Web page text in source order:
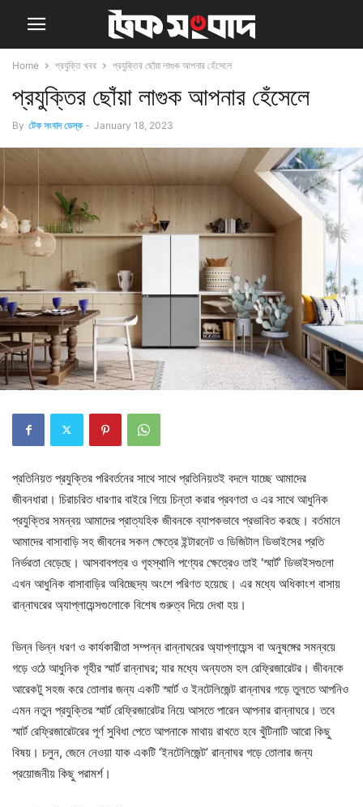
Home প্রযুক্তি খবর প্রযুক্তির ছোঁয়া লাগুক আপনার হেঁসেলে
প্রযুক্তির ছোঁয়া লাগুক আপনার হেঁসেলে
By টেক সংবাদ ডেস্ক - January 18, 2023
প্রতিনিয়ত প্রযুক্তির পরিবর্তনের সাথে সাথে প্রতিনিয়তই বদলে যাচ্ছে আমাদের
জীবনধারা। চিরাচরিত ধারণার বাইরে গিয়ে চিন্তা করার প্রবণতা ও এর সাথে আধুনিক
প্রযুক্তির সমন্বয় আমাদের প্রাত্যহিক জীবনকে ব্যাপকভাবে প্রভাবিত করছে। বর্তমানে
আমাদের বাসাবাড়ি সহ জীবনের সকল ক্ষেত্রে ইন্টারনেট ও ডিজিটাল ডিভাইসের প্রতি
নির্ভরতা বেড়েছে। আসবাবপত্র ও গৃহস্থালি পণ্যের ক্ষেত্রেও তাই ‘স্মার্ট’ ডিভাইসগুলো
এখন আধুনিক বাসাবাড়ির অবিচ্ছেদ্য অংশে পরিণত হয়েছে। এর মধ্যে অধিকাংশ বাসায়
রান্নাঘরের অ্যাপ্লায়েন্সগুলোকে বিশেষ গুরুত্ব দিয়ে দেখা হয়।
ভিন্ন ভিন্ন ধরণ ও কার্যকারীতা সম্পন্ন রান্নাঘরের অ্যাপ্লায়েন্স বা অনুষঙ্গের সমন্বয়ে
গড়ে ওঠে আধুনিক গৃহীর স্মার্ট রান্নাঘর; যার মধ্যে অন্যতম হল রেফ্রিজারেটর। জীবনকে
আরেকটু সহজ করে তোলার জন্য একটি স্মার্ট ও ইনটেলিজেন্ট রান্নাঘর গড়ে তুলতে আপনিও
এমন নতুন প্রযুক্তির স্মার্ট রেফ্রিজারেটর নিয়ে আসতে পারেন আপনার রান্নাঘরে। তবে
স্মার্ট রেফ্রিজারেটরের পূর্ণ সুবিধা পেতে আপনাকে মাথায় রাখতে হবে খুঁটিনাটি আরো কিছু
বিষয়। চলুন, জেনে নেওয়া যাক একটি ‘ইনটেলিজেন্ট’ রান্নাঘর গড়ে তোলার জন্য
প্রয়োজনীয় কিছু পরামর্শ।